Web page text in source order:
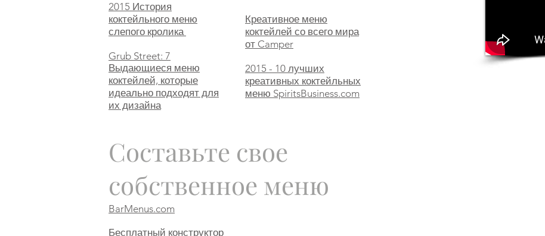
2015 История
коктейльного меню
слепого кролика
Grub Street: 7
Выдающиеся меню
коктейлей, которые
идеально подходят для
их дизайна
Креативное меню
коктейлей со всего мира
от Camper
2015 - 10 лучших
креативных коктейльных
меню SpiritsBusiness.com
Составьте свое
собственное меню
BarMenus.com
Бесплатный конструктор